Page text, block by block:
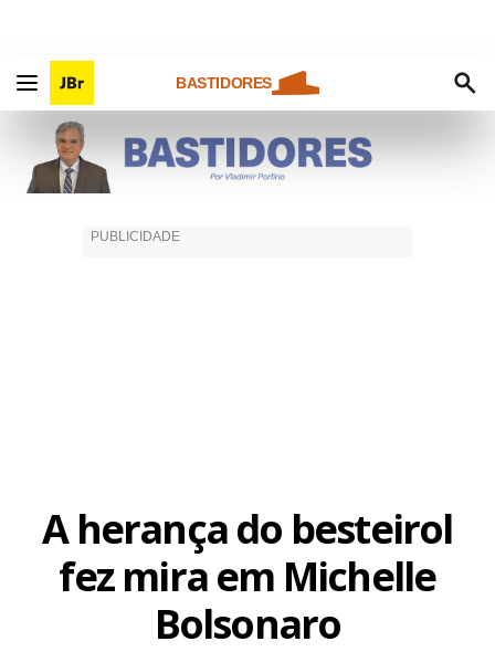
BASTIDORES
A herança do besteirol
fez mira em Michelle
Bolsonaro